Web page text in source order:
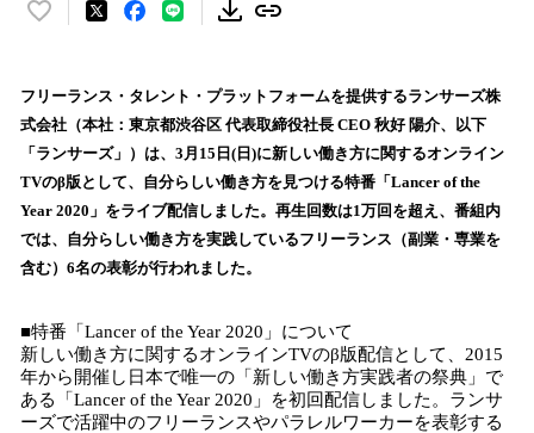
い
！
数
を
読
み
込
み
中
す
フリーランス・タレント・プラットフォームを提供するランサーズ株
式会社（本社：東京都渋谷区 代表取締役社長 CEO 秋好 陽介、以下
「ランサーズ」）は、3月15日(日)に新しい働き方に関するオンライン
TVのβ版として、自分らしい働き方を見つける特番「Lancer of the
Year 2020」をライブ配信しました。再生回数は1万回を超え、番組内
では、自分らしい働き方を実践しているフリーランス（副業・専業を
含む）6名の表彰が行われました。
■特番「Lancer of the Year 2020」について
新しい働き方に関するオンラインTVのβ版配信として、2015
年から開催し日本で唯一の「新しい働き方実践者の祭典」で
ある「Lancer of the Year 2020」を初回配信しました。ランサ
ーズで活躍中のフリーランスやパラレルワーカーを表彰する